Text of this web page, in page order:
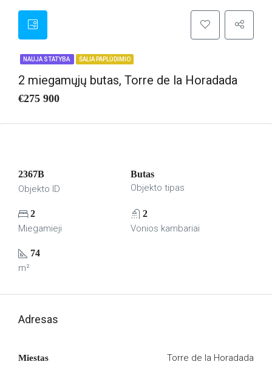
NAUJA STATYBA ŠALIA PAPLŪDIMIO
2 miegamųjų butas, Torre de la Horadada
€275 900
2367B
Objekto ID
Butas
Objekto tipas
2
Miegamieji
2
Vonios kambariai
74
m²
Adresas
Miestas Torre de la Horadada